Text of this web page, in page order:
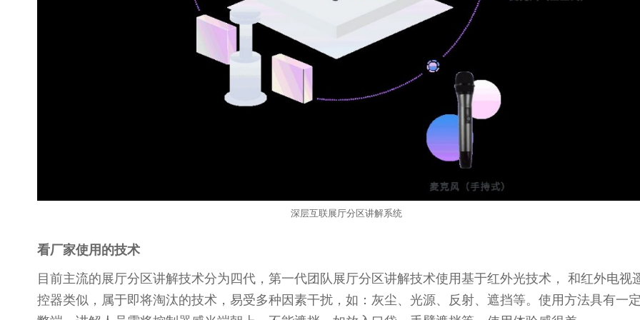
深层互联展厅分区讲解系统
看厂家使用的技术
目前主流的展厅分区讲解技术分为四代，第一代团队展厅分区讲解技术使用基于红外光技术， 和红外电视
控器类似，属于即将淘汰的技术，易受多种因素干扰，如：灰尘、光源、反射、遮挡等。使用方法具有一